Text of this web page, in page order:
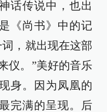
话传说中，也出
《尚书》中的记
，就出现在这部
仪。”美好的音乐
身。因为凤凰的
完满的呈现。后